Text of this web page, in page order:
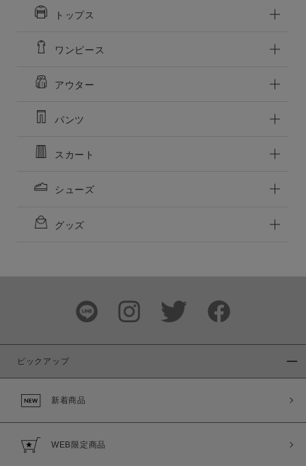
トップス
ワンピース
アウター
パンツ
スカート
シューズ
グッズ
ピックアップ
新着商品
WEB限定商品